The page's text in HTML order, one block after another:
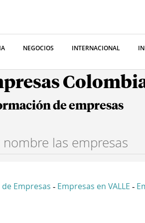
NEGOCIOS INTERNACIONAL
de empresas
Empresas - Empresas en VALLE -